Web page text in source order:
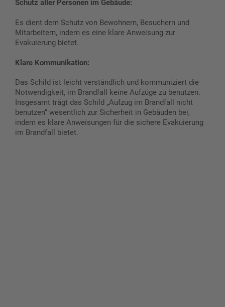
Schutz aller Personen im Gebäude:
Es dient dem Schutz von Bewohnern, Besuchern und
Mitarbeitern, indem es eine klare Anweisung zur
Evakuierung bietet.
Klare Kommunikation:
Das Schild ist leicht verständlich und kommuniziert die
Notwendigkeit, im Brandfall keine Aufzüge zu benutzen.
Insgesamt trägt das Schild „Aufzug im Brandfall nicht
benutzen“ wesentlich zur Sicherheit in Gebäuden bei,
indem es klare Anweisungen für die sichere Evakuierung
im Brandfall bietet.